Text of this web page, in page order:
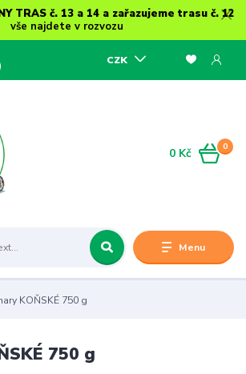
TRAS č. 13 a 14 a zařazujeme trasu č. 12
vše najdete v rozvozu
Menu
CZK
0
0 Kč
KOŇSKÉ 750 g
750 g